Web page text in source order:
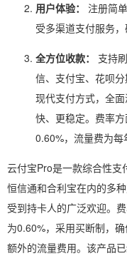
用户体验：
注册简
受多渠道支付服务
全方位收款：
支持
信、支付宝、花呗
现代支付方式，全
快、更稳定。费率
0.60%，流量费为每
云付宝Pro是一款综合性支
恒信通和合利宝在内的多
受到持卡人的广泛欢迎。
为0.60%，采用买断制，
额外的流量费用。该产品